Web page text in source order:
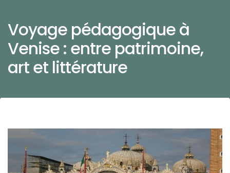
Voyage pédagogique à
Venise : entre patrimoine,
art et littérature